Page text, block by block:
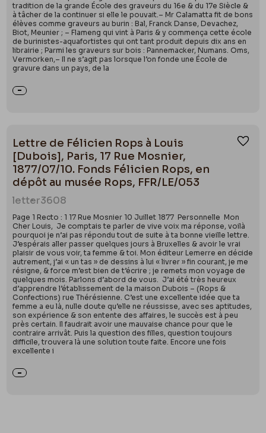
tradition de la grande École des graveurs du 16e & du 17e Siècle &
à tâcher de la continuer si elle le pouvait.– Mr Calamatta fit de bons
élèves comme graveurs au burin : Bal, Franck Danse, Devachez,
Biot, Meunier ; – Flameng qui vint à Paris & y commença cette école
de burinistes-aquafortistes qui ont tant produit depuis dix ans en
librairie ; Parmi les graveurs sur bois : Pannemacker, Numans. Oms,
Vermorken,– Il ne s’agit pas lorsque l’on fonde une École de
gravure dans un pays, de la
Lettre de Félicien Rops à Louis
[Dubois], Paris, 17 Rue Mosnier,
1877/07/10. Fonds Félicien Rops, en
dépôt au musée Rops, FFR/LE/053
letter3608
Page 1 Recto : 1 17 Rue Mosnier 10 Juillet 1877 Personnelle Mon
Cher Louis, Je comptais te parler de vive voix ma réponse, voilà
pourquoi je n’ai pas répondu tout de suite à ta bonne vieille lettre.
J’espérais aller passer quelques jours à Bruxelles & avoir le vrai
plaisir de vous voir, ta femme & toi. Mon éditeur Lemerre en décide
autrement, j’ai « un tas » de dessins à lui « livrer » fin courant, je me
résigne, & force m’est bien de t’écrire ; je remets mon voyage de
quelques mois. Parlons d’abord de vous. J’ai été très heureux
d’apprendre l’établissement de la maison Dubois – (Rops &
Confections) rue Thérésienne. C’est une excellente idée que ta
femme a eu là, nulle doute qu’elle ne réussisse, avec ses aptitudes,
son expérience & son entente des affaires, le succès est à peu
près certain. Il faudrait avoir une mauvaise chance pour que le
contraire arrivât. Puis la question des filles, question toujours
difficile, trouvera là une solution toute faite. Encore une fois
excellente i